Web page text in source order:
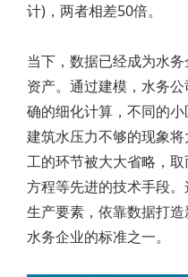
计)，两者相差50倍。
当下，数据已经成为水
资产。通过建模，水务
确的细化计算，不同的
建筑水压力不够的现象
工的环节被大大省略，
方程等先进的技术手段
生产要素，依靠数据打
水务企业的标准之一。